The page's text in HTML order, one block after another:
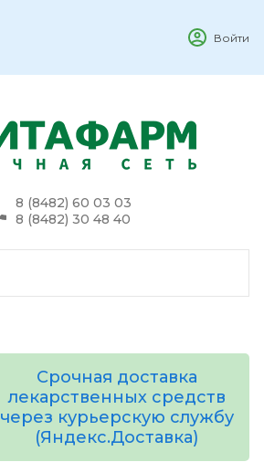
Войти
8 (8482) 60 03 03
8 (8482) 30 48 40
Срочная доставка
лекарственных средств
через курьерскую службу
(Яндекс.Доставка)